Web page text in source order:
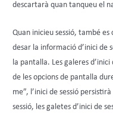
descartarà quan tanqueu el
Quan inicieu sessió, també
desar la informació d’inici de
la pantalla. Les galeres
de les opcions de pantalla
me”, l’inici de sessió
sessió, les galetes d’inici de